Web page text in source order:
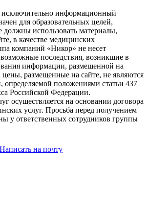
информационный
для образовательных целей,
должны использовать материалы,
в качестве медицинских
компаний «Никор» не несет
возможные последствия, возникшие в
информации, размещенной на
размещенные на сайте, не являются
определяемой положениями статьи 437
Российской Федерации.
осуществляется на основании договора
услуг. Просьба перед получением
у ответственных сотрудников группы
Написать на почту